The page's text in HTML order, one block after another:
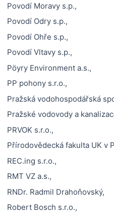
Povodí Moravy s.p.,
Povodí Odry s.p.,
Povodí Ohře s.p.,
Povodí Vltavy s.p.,
Pöyry Environment a.s.,
PP pohony s.r.o.,
Pražská vodohospodářská
Pražské vodovody a
PRVOK s.r.o.,
Přírodovědecká fakulta UK v
REC.ing s.r.o.,
RMT VZ a.s.,
RNDr. Radmil Drahoňovský,
Robert Bosch s.r.o.,